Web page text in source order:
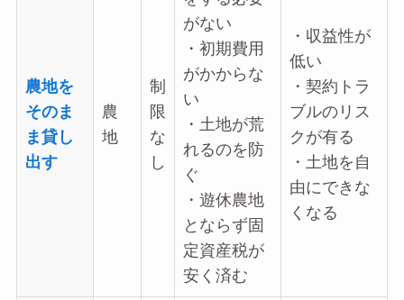
農地を
そのま
ま貸し
出す
農
地
制
限
な
し
がない
・初期費用
がかからな
い
・土地が荒
れるのを防
ぐ
・遊休農地
とならず固
定資産税が
安く済む
・収益性が
低い
・契約トラ
ブルのリス
クが有る
・土地を自
由にできな
くなる